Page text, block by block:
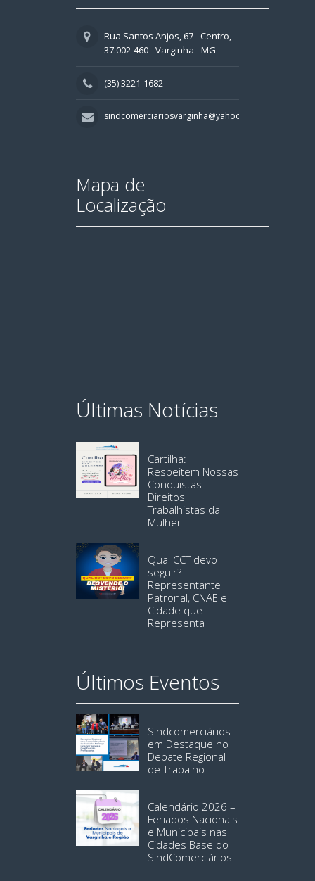
Rua Santos Anjos, 67 - Centro,
37.002-460 - Varginha - MG
(35) 3221-1682
sindcomerciariosvarginha@yahoo.com.br
Mapa de
Localização
Últimas Notícias
Cartilha:
Respeitem Nossas
Conquistas –
Direitos
Trabalhistas da
Mulher
Qual CCT devo
seguir?
Representante
Patronal, CNAE e
Cidade que
Representa
Últimos Eventos
Sindcomerciários
em Destaque no
Debate Regional
de Trabalho
Calendário 2026 –
Feriados Nacionais
e Municipais nas
Cidades Base do
SindComerciários